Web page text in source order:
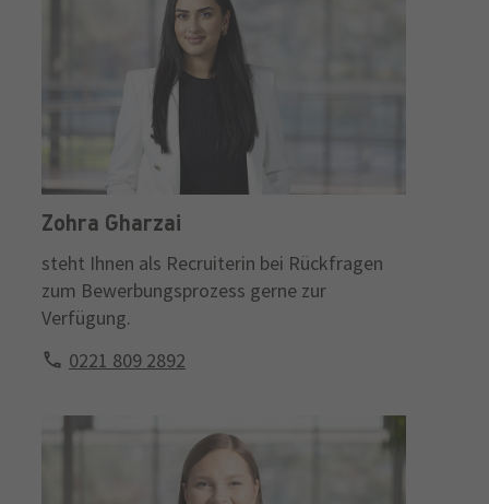
Zohra Gharzai
steht Ihnen als Recruiterin bei Rückfragen
zum Bewerbungsprozess gerne zur
Verfügung.
0221 809 2892